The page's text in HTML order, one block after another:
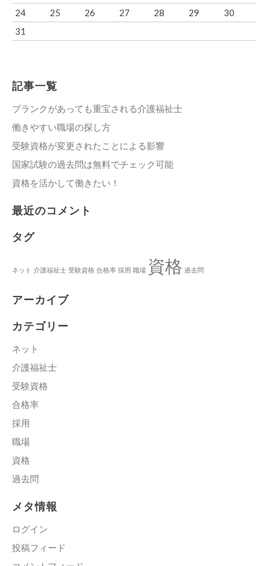
24
25 26 27 28 29
30
31
記事一覧
ブランクがあっても重宝される介護福祉士
働きやすい職場の探し方
受験資格が変更されたことによる影響
国家試験の過去問は無料でチェック可能
資格を活かして働きたい！
最近のコメント
タグ
ネット 介護福祉士 受験資格 合格率 採用 職場 資格 過去問
アーカイブ
カテゴリー
ネット
介護福祉士
受験資格
合格率
採用
職場
資格
過去問
メタ情報
ログイン
投稿フィード